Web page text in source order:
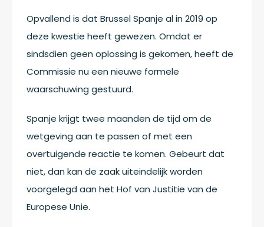
Opvallend is dat Brussel Spanje al in 2019 op
deze kwestie heeft gewezen. Omdat er
sindsdien geen oplossing is gekomen, heeft de
Commissie nu een nieuwe formele
waarschuwing gestuurd.
Spanje krijgt twee maanden de tijd om de
wetgeving aan te passen of met een
overtuigende reactie te komen. Gebeurt dat
niet, dan kan de zaak uiteindelijk worden
voorgelegd aan het Hof van Justitie van de
Europese Unie.